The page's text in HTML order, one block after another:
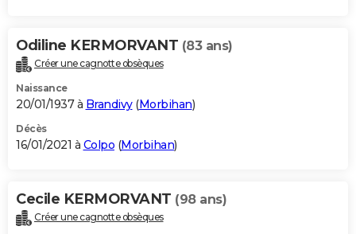
Odiline KERMORVANT (83 ans)
Créer une cagnotte obsèques
Naissance
20/01/1937 à Brandivy(Morbihan)
Décès
16/01/2021 à Colpo (Morbihan)
Cecile KERMORVANT (98 ans)
Créer une cagnotte obsèques